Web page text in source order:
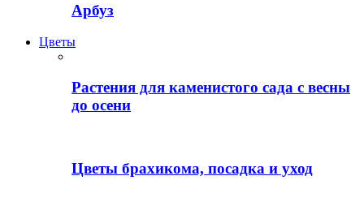
Арбуз
Цветы
Растения для каменистого сада с весны
до осени
Цветы брахикома, посадка и уход